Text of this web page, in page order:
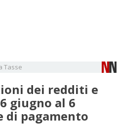
Tasse
dei redditi e
giugno al 6
pagamento